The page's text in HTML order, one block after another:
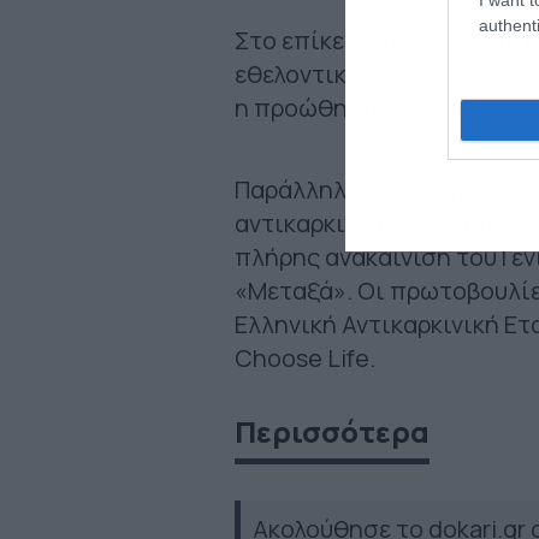
Στο επίκεντρό του Allwyn
εθελοντικής αιμοδοσίας,
η προώθηση της πρόληψης
Παράλληλα, το πρόγραμμα
αντικαρκινικών
πλήρης ανακαίνιση του
«Μεταξά». Οι
Ελληνική Αντικαρκινική
Choose Life.
Περισσότερα
Ακολούθησε το dokari.gr